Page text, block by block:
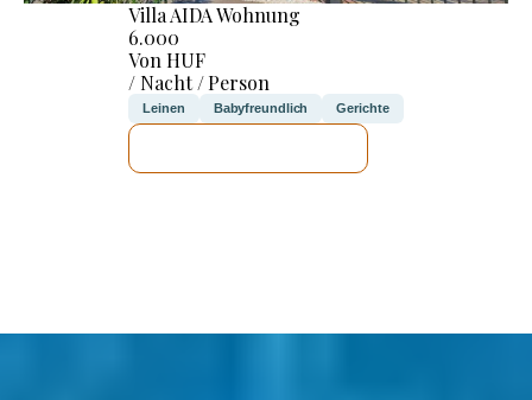
Villa AIDA Wohnung
6.000
Von HUF
/ Nacht / Person
Leinen Babyfreundlich Gerichte